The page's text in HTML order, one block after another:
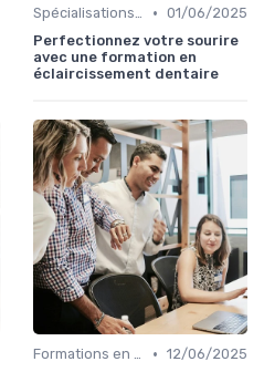
Spécialisations sectorielles • 01/06/2025
Perfectionnez votre sourire
avec une formation en
éclaircissement dentaire
Formations en communication • 12/06/2025